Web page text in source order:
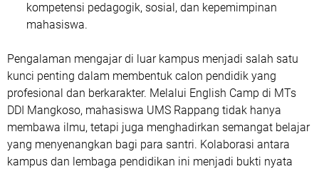
kompetensi pedagogik, sosial, dan kepemimpinan
mahasiswa.
Pengalaman mengajar di luar kampus menjadi salah satu
kunci penting dalam membentuk calon pendidik yang
profesional dan berkarakter. Melalui English Camp di MTs
DDI Mangkoso, mahasiswa UMS Rappang tidak hanya
membawa ilmu, tetapi juga menghadirkan semangat belajar
yang menyenangkan bagi para santri. Kolaborasi antara
kampus dan lembaga pendidikan ini menjadi bukti nyata